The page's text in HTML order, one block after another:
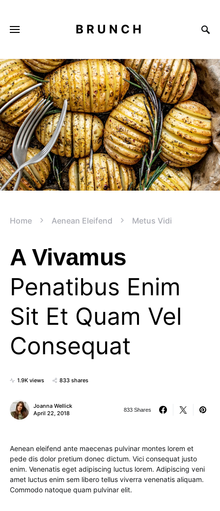
BRUNCH
Home Aenean Eleifend Metus Vidi
A Vivamus
Penatibus Enim
Sit Et Quam Vel
Consequat
1.9K views 833 shares
Joanna Wellick
April 22, 2018
833 Shares
Aenean eleifend ante maecenas pulvinar montes lorem et
pede dis dolor pretium donec dictum. Vici consequat justo
enim. Venenatis eget adipiscing luctus lorem. Adipiscing veni
amet luctus enim sem libero tellus viverra venenatis aliquam.
Commodo natoque quam pulvinar elit.